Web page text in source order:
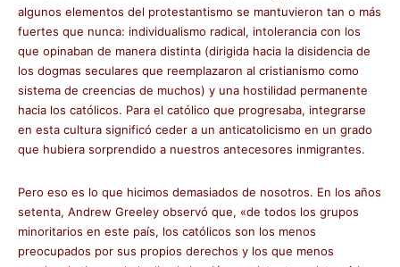
algunos elementos del protestantismo se mantuvieron tan o más
fuertes que nunca: individualismo radical, intolerancia con los
que opinaban de manera distinta (dirigida hacia la disidencia de
los dogmas seculares que reemplazaron al cristianismo como
sistema de creencias de muchos) y una hostilidad permanente
hacia los católicos. Para el católico que progresaba, integrarse
en esta cultura significó ceder a un anticatolicismo en un grado
que hubiera sorprendido a nuestros antecesores inmigrantes.
Pero eso es lo que hicimos demasiados de nosotros. En los años
setenta, Andrew Greeley observó que, «de todos los grupos
minoritarios en este país, los católicos son los menos
preocupados por sus propios derechos y los que menos